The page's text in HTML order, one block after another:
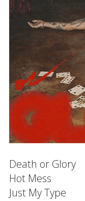
Death or Glory
Hot Mess
Just My Type